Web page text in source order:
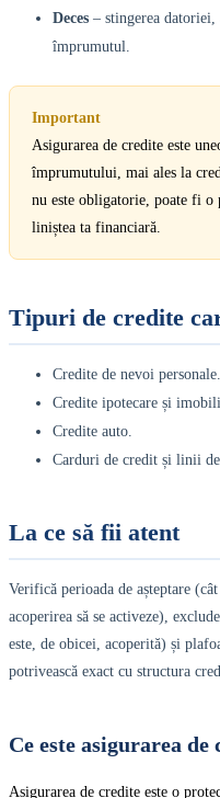
Deces – stingerea datoriei,
împrumutul.
Important
Asigurarea de credite este
împrumutului, mai ales la
nu este obligatorie, poate fi o
liniștea ta financiară.
Tipuri de credite
Credite de nevoi personale.
Credite ipotecare și
Credite auto.
Carduri de credit și linii
La ce să fii atent
Verifică perioada de așteptare
acoperirea să se activeze),
este, de obicei, acoperită) și
potrivească exact cu structura
Ce este asigurarea
Asigurarea de credite este o